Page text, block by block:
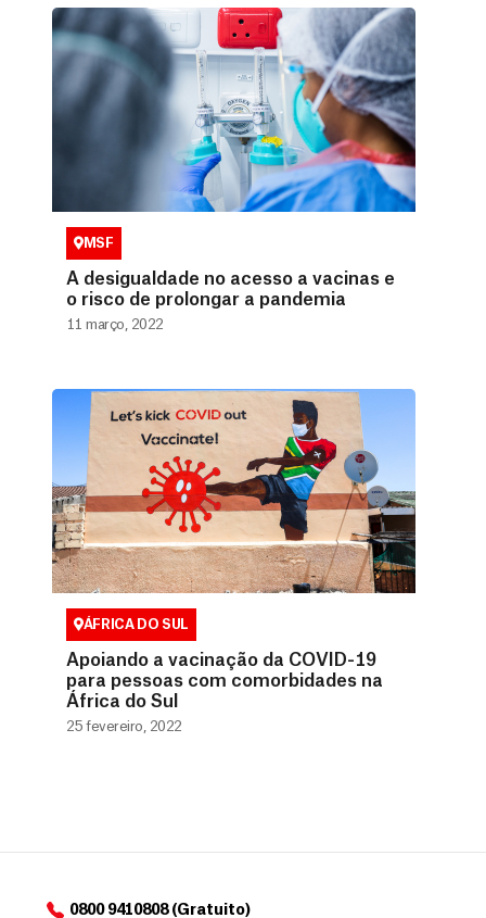
MSF
A desigualdade no acesso a vacinas e
o risco de prolongar a pandemia
11 março, 2022
ÁFRICA DO SUL
Apoiando a vacinação da COVID-19
para pessoas com comorbidades na
África do Sul
25 fevereiro, 2022
0800 9410808 (Gratuito)